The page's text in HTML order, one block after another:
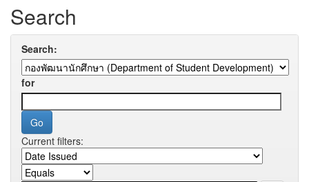
Search
Search:
for
Current filters: